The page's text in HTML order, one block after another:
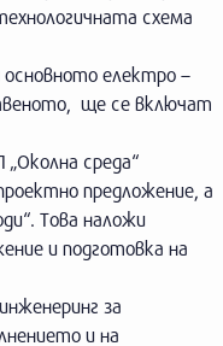
схема
електро –
ще се включат
среда“
предложение, а
Това наложи
и подготовка на
за
и на